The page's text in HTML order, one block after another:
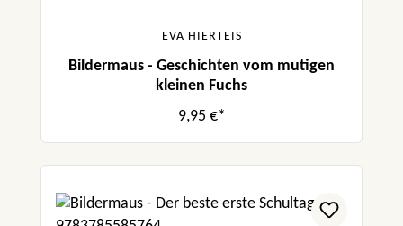
EVA HIERTEIS
Bildermaus - Geschichten vom mutigen
kleinen Fuchs
9,95 €*